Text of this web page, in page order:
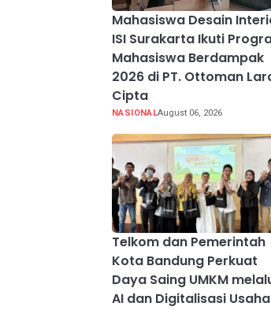
Mahasiswa Desain
ISI Surakarta Ikuti
Mahasiswa Berdampak
2026 di PT. Ottoman
Cipta
NASIONALAugust 06, 2026
Telkom dan Pemerintah
Kota Bandung Perkuat
Daya Saing UMKM
AI dan Digitalisasi Usaha